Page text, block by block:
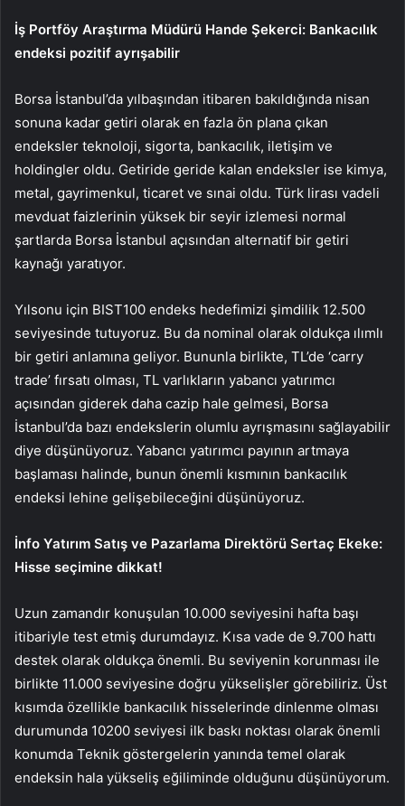
İş Portföy Araştırma Müdürü Hande Şekerci: Bankacılık
endeksi pozitif ayrışabilir
Borsa İstanbul’da yılbaşından itibaren bakıldığında nisan
sonuna kadar getiri olarak en fazla ön plana çıkan
endeksler teknoloji, sigorta, bankacılık, iletişim ve
holdingler oldu. Getiride geride kalan endeksler ise kimya,
metal, gayrimenkul, ticaret ve sınai oldu. Türk lirası vadeli
mevduat faizlerinin yüksek bir seyir izlemesi normal
şartlarda Borsa İstanbul açısından alternatif bir getiri
kaynağı yaratıyor.
Yılsonu için BIST100 endeks hedefimizi şimdilik 12.500
seviyesinde tutuyoruz. Bu da nominal olarak oldukça ılımlı
bir getiri anlamına geliyor. Bununla birlikte, TL’de ‘carry
trade’ fırsatı olması, TL varlıkların yabancı yatırımcı
açısından giderek daha cazip hale gelmesi, Borsa
İstanbul’da bazı endekslerin olumlu ayrışmasını sağlayabilir
diye düşünüyoruz. Yabancı yatırımcı payının artmaya
başlaması halinde, bunun önemli kısmının bankacılık
endeksi lehine gelişebileceğini düşünüyoruz.
İnfo Yatırım Satış ve Pazarlama Direktörü Sertaç Ekeke:
Hisse seçimine dikkat!
Uzun zamandır konuşulan 10.000 seviyesini hafta başı
itibariyle test etmiş durumdayız. Kısa vade de 9.700 hattı
destek olarak oldukça önemli. Bu seviyenin korunması ile
birlikte 11.000 seviyesine doğru yükselişler görebiliriz. Üst
kısımda özellikle bankacılık hisselerinde dinlenme olması
durumunda 10200 seviyesi ilk baskı noktası olarak önemli
konumda Teknik göstergelerin yanında temel olarak
endeksin hala yükseliş eğiliminde olduğunu düşünüyorum.